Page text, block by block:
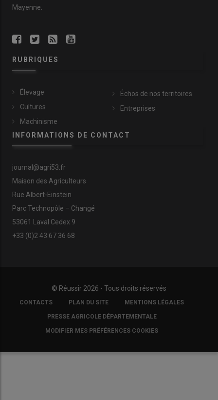
Mayenne.
RUBRIQUES
Élevage
Cultures
Machinisme
Échos de nos territoires
Entreprises
INFORMATIONS DE CONTACT
journal@agri53.fr
Maison des Agriculteurs
Rue Albert-Einstein
Parc Technopôle – Changé
53061 Laval Cedex 9
+33 (0)2 43 67 36 68
© Réussir 2026 - Tous droits réservés
FOOTER
COPYRIGHT
CONTACTS PLAN DU SITE MENTIONS LÉGALES
PRESSE AGRICOLE DÉPARTEMENTALE
MODIFIER MES PRÉFÉRENCES COOKIES